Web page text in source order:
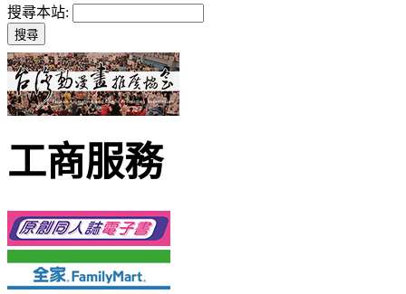
搜尋本站:
工商服務